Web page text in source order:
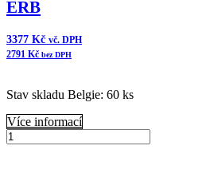
ERB
3377 Kč vč. DPH
2791 Kč bez DPH
Stav skladu Belgie: 60 ks
Více informací
B080067